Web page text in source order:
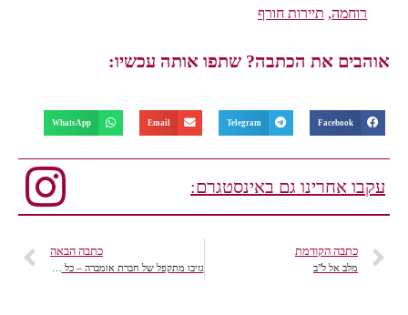
רוחמה, תיירות חורף
אוהבים את הכתבה? שתפו אותה עכשיו:
Facebook
Telegram
Email
WhatsApp
עקבו אחרינו גם באינסטגרם:
כתבה הקודמת
מלב אל ל"ב
כתבה הבאה